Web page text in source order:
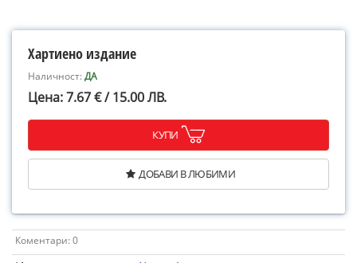
Хартиено издание
Наличност:ДА
Цена: 7.67 € / 15.00 ЛВ.
КУПИ
ДОБАВИ В ЛЮБИМИ
Коментари: 0